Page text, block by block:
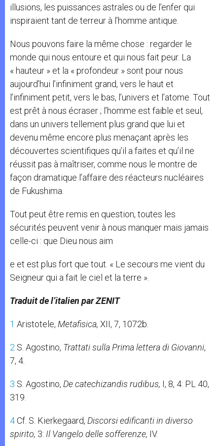
illusions, les puissances astrales ou de l’enfer qui
inspiraient tant de terreur à l’homme antique.
Nous pouvons faire la même chose : regarder le
monde qui nous entoure et qui nous fait peur. La
« hauteur » et la « profondeur » sont pour nous
aujourd’hui l’infiniment grand, vers le haut et
l’infiniment petit, vers le bas, l’univers et l’atome. Tout
est prêt à nous écraser ; l’homme est faible et seul,
dans un univers tellement plus grand que lui et
devenu même encore plus menaçant après les
découvertes scientifiques qu’il a faites et qu’il ne
réussit pas à maîtriser, comme nous le montre de
façon dramatique l’affaire des réacteurs nucléaires
de Fukushima.
Tout peut être remis en question, toutes les
sécurités peuvent venir à nous manquer mais jamais
celle-ci : que Dieu nous aim
e et est plus fort que tout. « Le secours me vient du
Seigneur qui a fait le ciel et la terre ».
Traduit de l’italien par ZENIT
1 Aristotele, Metafisica, XII, 7, 1072b.
2 S. Agostino, Trattati sulla Prima lettera di Giovanni,
7, 4.
3 S. Agostino, De catechizandis rudibus, I, 8, 4: PL 40,
319.
4Cf. S. Kierkegaard, Discorsi edificanti in diverso
spirito, 3: Il Vangelo delle sofferenze, IV.